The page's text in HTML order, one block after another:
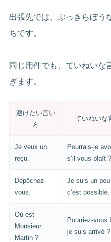
出張先では、ぶっきらぼう
ちです。
同じ用件でも、ていねいな
ぎます。
避けたい言い
方
ていねいな
Je veux un
reçu.
Pourrais-je
s’il vous plaît ?
Dépêchez-
vous.
Je suis un
c’est possible.
Où est
Monsieur
Martin ?
Pourriez-vous
je suis arrivé ?